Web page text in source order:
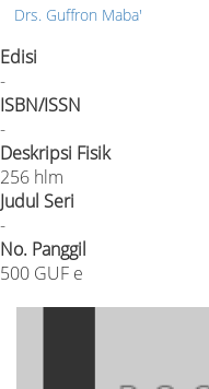
Drs. Guffron Maba'
Edisi
-
ISBN/ISSN
-
Deskripsi Fisik
256 hlm
Judul Seri
-
No. Panggil
500 GUF e